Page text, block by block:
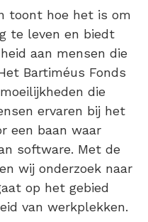
toont hoe het is om
te leven en biedt
aan mensen die
Bartiméus Fonds
die
ervaren bij het
een baan waar
software. Met de
wij onderzoek naar
op het gebied
van werkplekken.